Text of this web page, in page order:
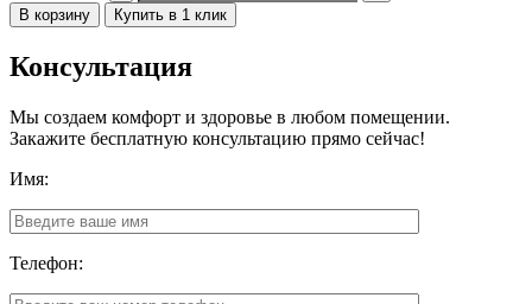
В корзину Купить в 1 клик
Консультация
Мы создаем комфорт и здоровье в любом помещении.
Закажите бесплатную консультацию прямо сейчас!
Имя:
Телефон: